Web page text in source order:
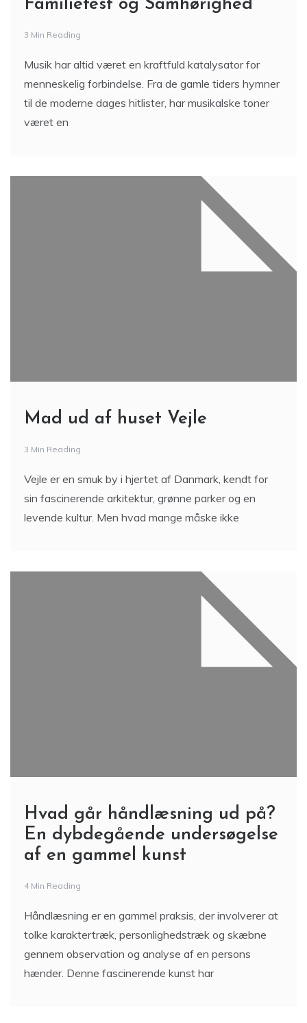
Familiefest og Samhørighed
3 Min Reading
Musik har altid været en kraftfuld katalysator for
menneskelig forbindelse. Fra de gamle tiders hymner
til de moderne dages hitlister, har musikalske toner
været en
Mad ud af huset Vejle
3 Min Reading
Vejle er en smuk by i hjertet af Danmark, kendt for
sin fascinerende arkitektur, grønne parker og en
levende kultur. Men hvad mange måske ikke
Hvad går håndlæsning ud på?
En dybdegående undersøgelse
af en gammel kunst
4 Min Reading
Håndlæsning er en gammel praksis, der involverer at
tolke karaktertræk, personlighedstræk og skæbne
gennem observation og analyse af en persons
hænder. Denne fascinerende kunst har